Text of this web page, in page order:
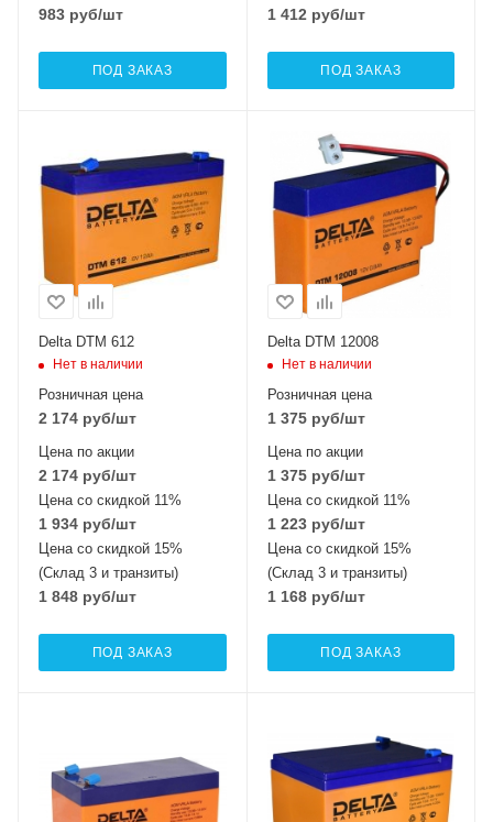
983 руб/шт
ПОД ЗАКАЗ
1 412 руб/шт
ПОД ЗАКАЗ
Delta DTM 612
Нет в наличии
Розничная цена
2 174 руб/шт
Цена по акции
2 174 руб/шт
Цена со скидкой 11%
1 934 руб/шт
Цена со скидкой 15%
(Склад 3 и транзиты)
1 848 руб/шт
ПОД ЗАКАЗ
Delta DTM 12008
Нет в наличии
Розничная цена
1 375руб/шт
Цена по акции
1 375руб/шт
Цена со скидкой 11%
1 223руб/шт
Цена со скидкой 15%
(Склад 3 и транзиты)
1 168руб/шт
ПОД ЗАКАЗ